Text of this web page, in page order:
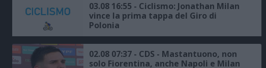
03.08 16:55 - Ciclismo: Jonathan Milan
vince la prima tappa del Giro di
Polonia
02.08 07:37 - CDS - Mastantuono, non
solo Fiorentina, anche Napoli e Milan